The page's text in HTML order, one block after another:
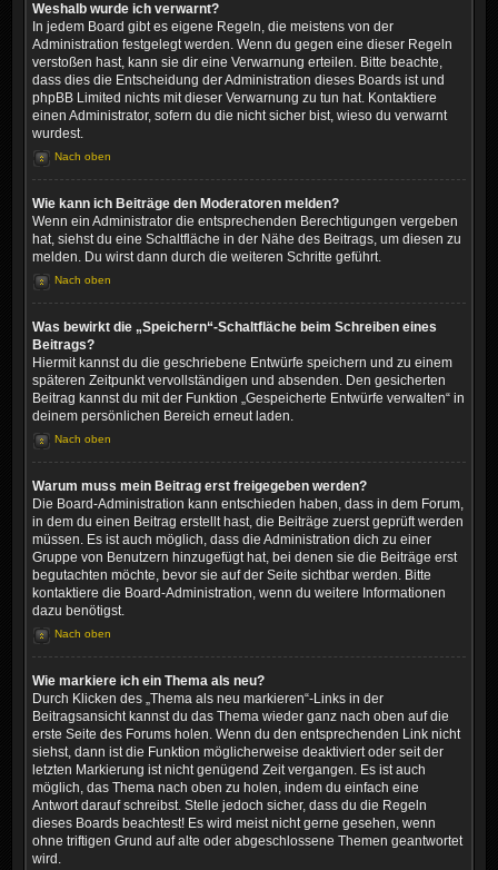
Weshalb wurde ich verwarnt?
In jedem Board gibt es eigene Regeln, die meistens von der
Administration festgelegt werden. Wenn du gegen eine dieser Regeln
verstoßen hast, kann sie dir eine Verwarnung erteilen. Bitte beachte,
dass dies die Entscheidung der Administration dieses Boards ist und
phpBB Limited nichts mit dieser Verwarnung zu tun hat. Kontaktiere
einen Administrator, sofern du die nicht sicher bist, wieso du verwarnt
wurdest.
Nach oben
Wie kann ich Beiträge den Moderatoren melden?
Wenn ein Administrator die entsprechenden Berechtigungen vergeben
hat, siehst du eine Schaltfläche in der Nähe des Beitrags, um diesen zu
melden. Du wirst dann durch die weiteren Schritte geführt.
Nach oben
Was bewirkt die „Speichern“-Schaltfläche beim Schreiben eines
Beitrags?
Hiermit kannst du die geschriebene Entwürfe speichern und zu einem
späteren Zeitpunkt vervollständigen und absenden. Den gesicherten
Beitrag kannst du mit der Funktion „Gespeicherte Entwürfe verwalten“ in
deinem persönlichen Bereich erneut laden.
Nach oben
Warum muss mein Beitrag erst freigegeben werden?
Die Board-Administration kann entschieden haben, dass in dem Forum,
in dem du einen Beitrag erstellt hast, die Beiträge zuerst geprüft werden
müssen. Es ist auch möglich, dass die Administration dich zu einer
Gruppe von Benutzern hinzugefügt hat, bei denen sie die Beiträge erst
begutachten möchte, bevor sie auf der Seite sichtbar werden. Bitte
kontaktiere die Board-Administration, wenn du weitere Informationen
dazu benötigst.
Nach oben
Wie markiere ich ein Thema als neu?
Durch Klicken des „Thema als neu markieren“-Links in der
Beitragsansicht kannst du das Thema wieder ganz nach oben auf die
erste Seite des Forums holen. Wenn du den entsprechenden Link nicht
siehst, dann ist die Funktion möglicherweise deaktiviert oder seit der
letzten Markierung ist nicht genügend Zeit vergangen. Es ist auch
möglich, das Thema nach oben zu holen, indem du einfach eine
Antwort darauf schreibst. Stelle jedoch sicher, dass du die Regeln
dieses Boards beachtest! Es wird meist nicht gerne gesehen, wenn
ohne triftigen Grund auf alte oder abgeschlossene Themen geantwortet
wird.